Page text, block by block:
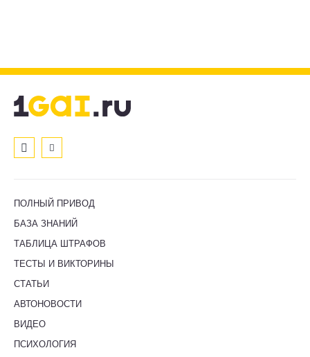
ПОЛНЫЙ ПРИВОД
БАЗА ЗНАНИЙ
ТАБЛИЦА ШТРАФОВ
ТЕСТЫ И ВИКТОРИНЫ
СТАТЬИ
АВТОНОВОСТИ
ВИДЕО
ПСИХОЛОГИЯ